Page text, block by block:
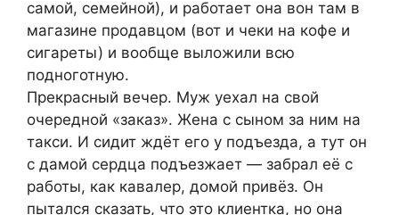
самой, семейной), и работает она вон там в
магазине продавцом (вот и чеки на кофе и
сигареты) и вообще выложили всю
подноготную.
Прекрасный вечер. Муж уехал на свой
очередной «заказ». Жена с сыном за ним на
такси. И сидит ждёт его у подъезда, а тут он
с дамой сердца подъезжает — забрал её с
работы, как кавалер, домой привёз. Он
пытался сказать, что это клиентка, но она